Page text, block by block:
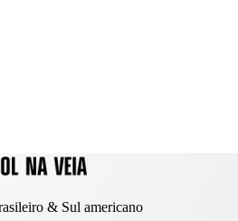
& Sul americano